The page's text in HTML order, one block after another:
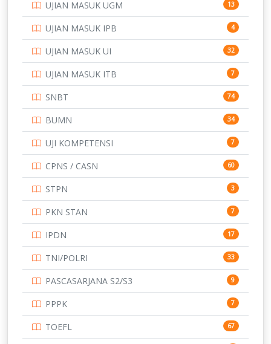
SMA 146
SMK 231
SMP 134
STIP 2
153
345
UNIVERSITAS AIRLANGGA 15
16
15
15
14
14
UNIVERSITAS CENDRAWASIH 14
15
219
UJIAN MASUK UGM 13
UJIAN MASUK IPB 4
UJIAN MASUK UI 32
UJIAN MASUK ITB 7
SNBT 74
BUMN 34
UJI KOMPETENSI 7
CPNS / CASN 60
STPN 3
PKN STAN 7
IPDN 17
TNI/POLRI 33
PASCASARJANA S2/S3 9
PPPK 7
TOEFL 67